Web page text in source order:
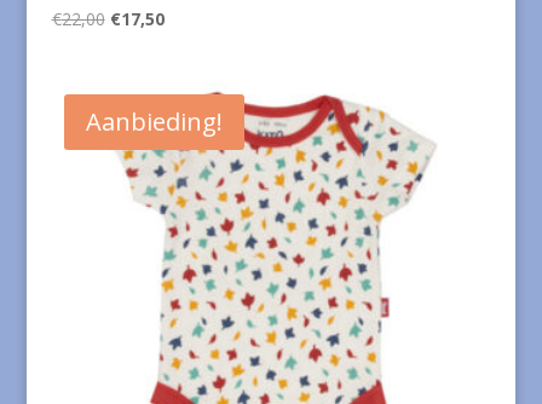
€22,00 Oorspronkelijke
€22,00.
€17,50Huidige
€17,50.
Aanbieding!